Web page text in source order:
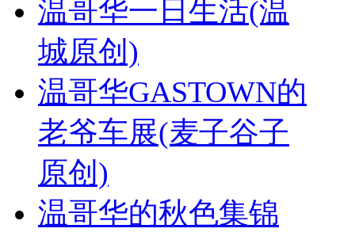
温哥华一日生活(温
城原创)
温哥华GASTOWN的
老爷车展(麦子谷子
原创)
温哥华的秋色集锦